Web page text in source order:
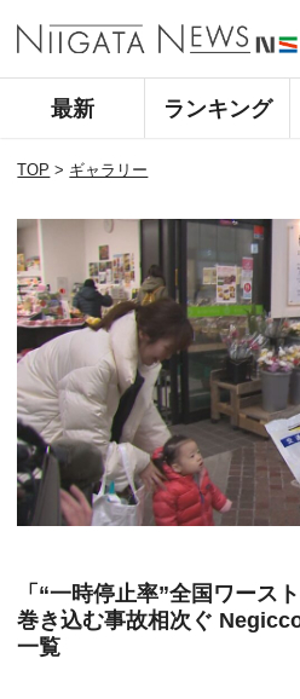
最新 ランキング
TOP > ギャラリー
「“一時停止率”全国ワース
巻き込む事故相次ぐ
一覧